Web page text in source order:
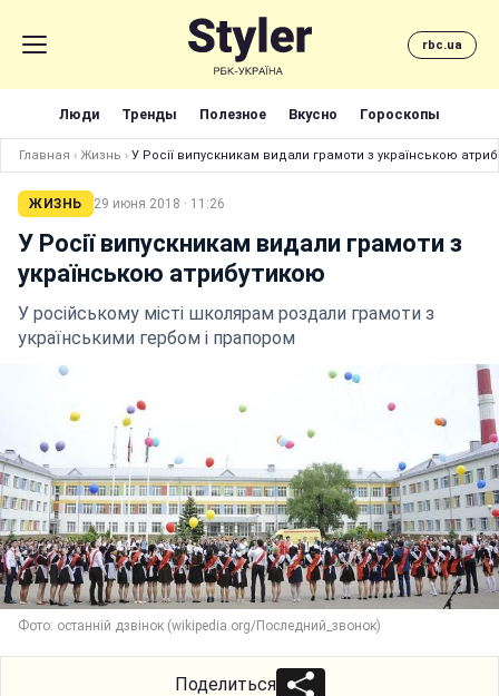
rbc.ua
Люди Тренды Полезное Вкусно Гороскопы
Главная › Жизнь › У Росії випускникам видали грамоти з українською
ЖИЗНЬ 29 июня 2018 · 11:26
У Росії випускникам видали грамоти з
українською атрибутикою
У російському місті школярам роздали грамоти з
українськими гербом і прапором
Фото: останній дзвінок (wikipedia.org/Последний_звонок)
Поделиться